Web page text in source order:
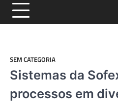
SEM CATEGORIA
Sistemas da
processos em